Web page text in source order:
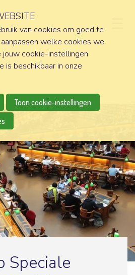
Speciale
van cookies om goed te
welke cookies we
jouw cookie-instellingen
is beschikbaar in onze
Toon cookie-instellingen